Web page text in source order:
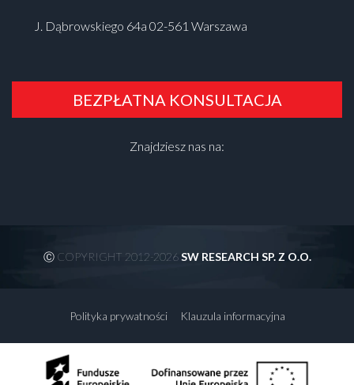
J. Dąbrowskiego 64a 02-561 Warszawa
BEZPŁATNA KONSULTACJA
Znajdziesz nas na:
Ⓒ COPYRIGHT 2012-2026SW RESEARCH SP. Z O.O.
Polityka prywatności Klauzula informacyjna